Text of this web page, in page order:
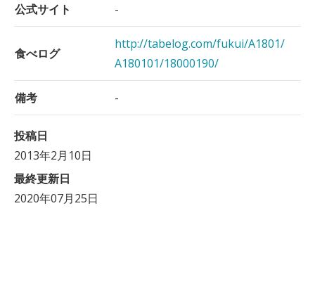
公式サイト -
食べログ
http://tabelog.com/fukui/A1801/
A180101/18000190/
備考 -
投稿日
2013年2月10日
最終更新日
2020年07月25日